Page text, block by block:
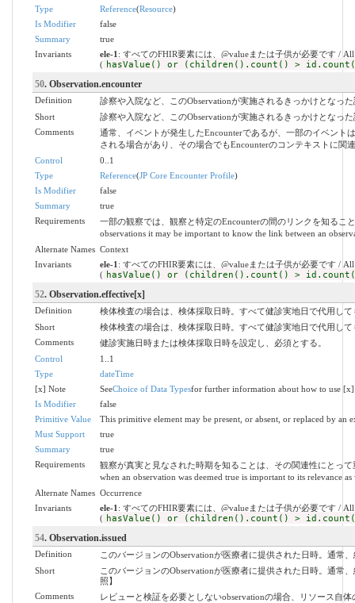
Type
Reference(Resource)
Is Modifier
false
Summary
true
Invariants
ele-1 : すべてのFHIR要素には、@valueまたは子供が必要です / All
( hasValue() or (children().count() >
50. Observation.encounter
Definition
診察や入院など、このObservationが実施されるきっかけとなっ
Short
診察や入院など、このObservationが実施されるきっかけとなっ
Comments
通常、イベントが発生したEncounterであるが、一部のイベント
される場合があり、その場合でもEncounterのコンテキストに関
Control
0..1
Type
Reference(JP Core Encounter Profile)
Is Modifier
false
Summary
true
Requirements
一部の観察では、観察と特定のEncounterの間のリンクを知るこ
observations it may be important to know the link between an
Alternate Names Context
Invariants
ele-1 : すべてのFHIR要素には、@valueまたは子供が必要です / All
( hasValue() or (children().count() >
52. Observation.effective[x]
Definition
検体検査の場合は、検体採取日時。すべて健診実地日で代用し
Short
検体検査の場合は、検体採取日時。すべて健診実地日で代用し
Comments
健診実施日時または検体採取日時を設定し、必須とする。
Control
1..1
Type
dateTime
[x] Note
SeeChoice of Data Typesfor further information about how to use [x]
Is Modifier
false
Primitive Value
This primitive element may be present, or absent, or replaced by an
Must Support
true
Summary
true
Requirements
観察が真実と見なされた時期を知ることは、その関連性にとっ
when an observation was deemed true is important to its relevance
Alternate Names Occurrence
Invariants
ele-1 : すべてのFHIR要素には、@valueまたは子供が必要です / All
( hasValue() or (children().count() >
54. Observation.issued
Definition
このバージョンのObservationが医療者に提供された日時。通常
Short
このバージョンのObservationが医療者に提供された日時。通常
照】
Comments
レビューと検証を必要としないobservationの場合、リソース自体